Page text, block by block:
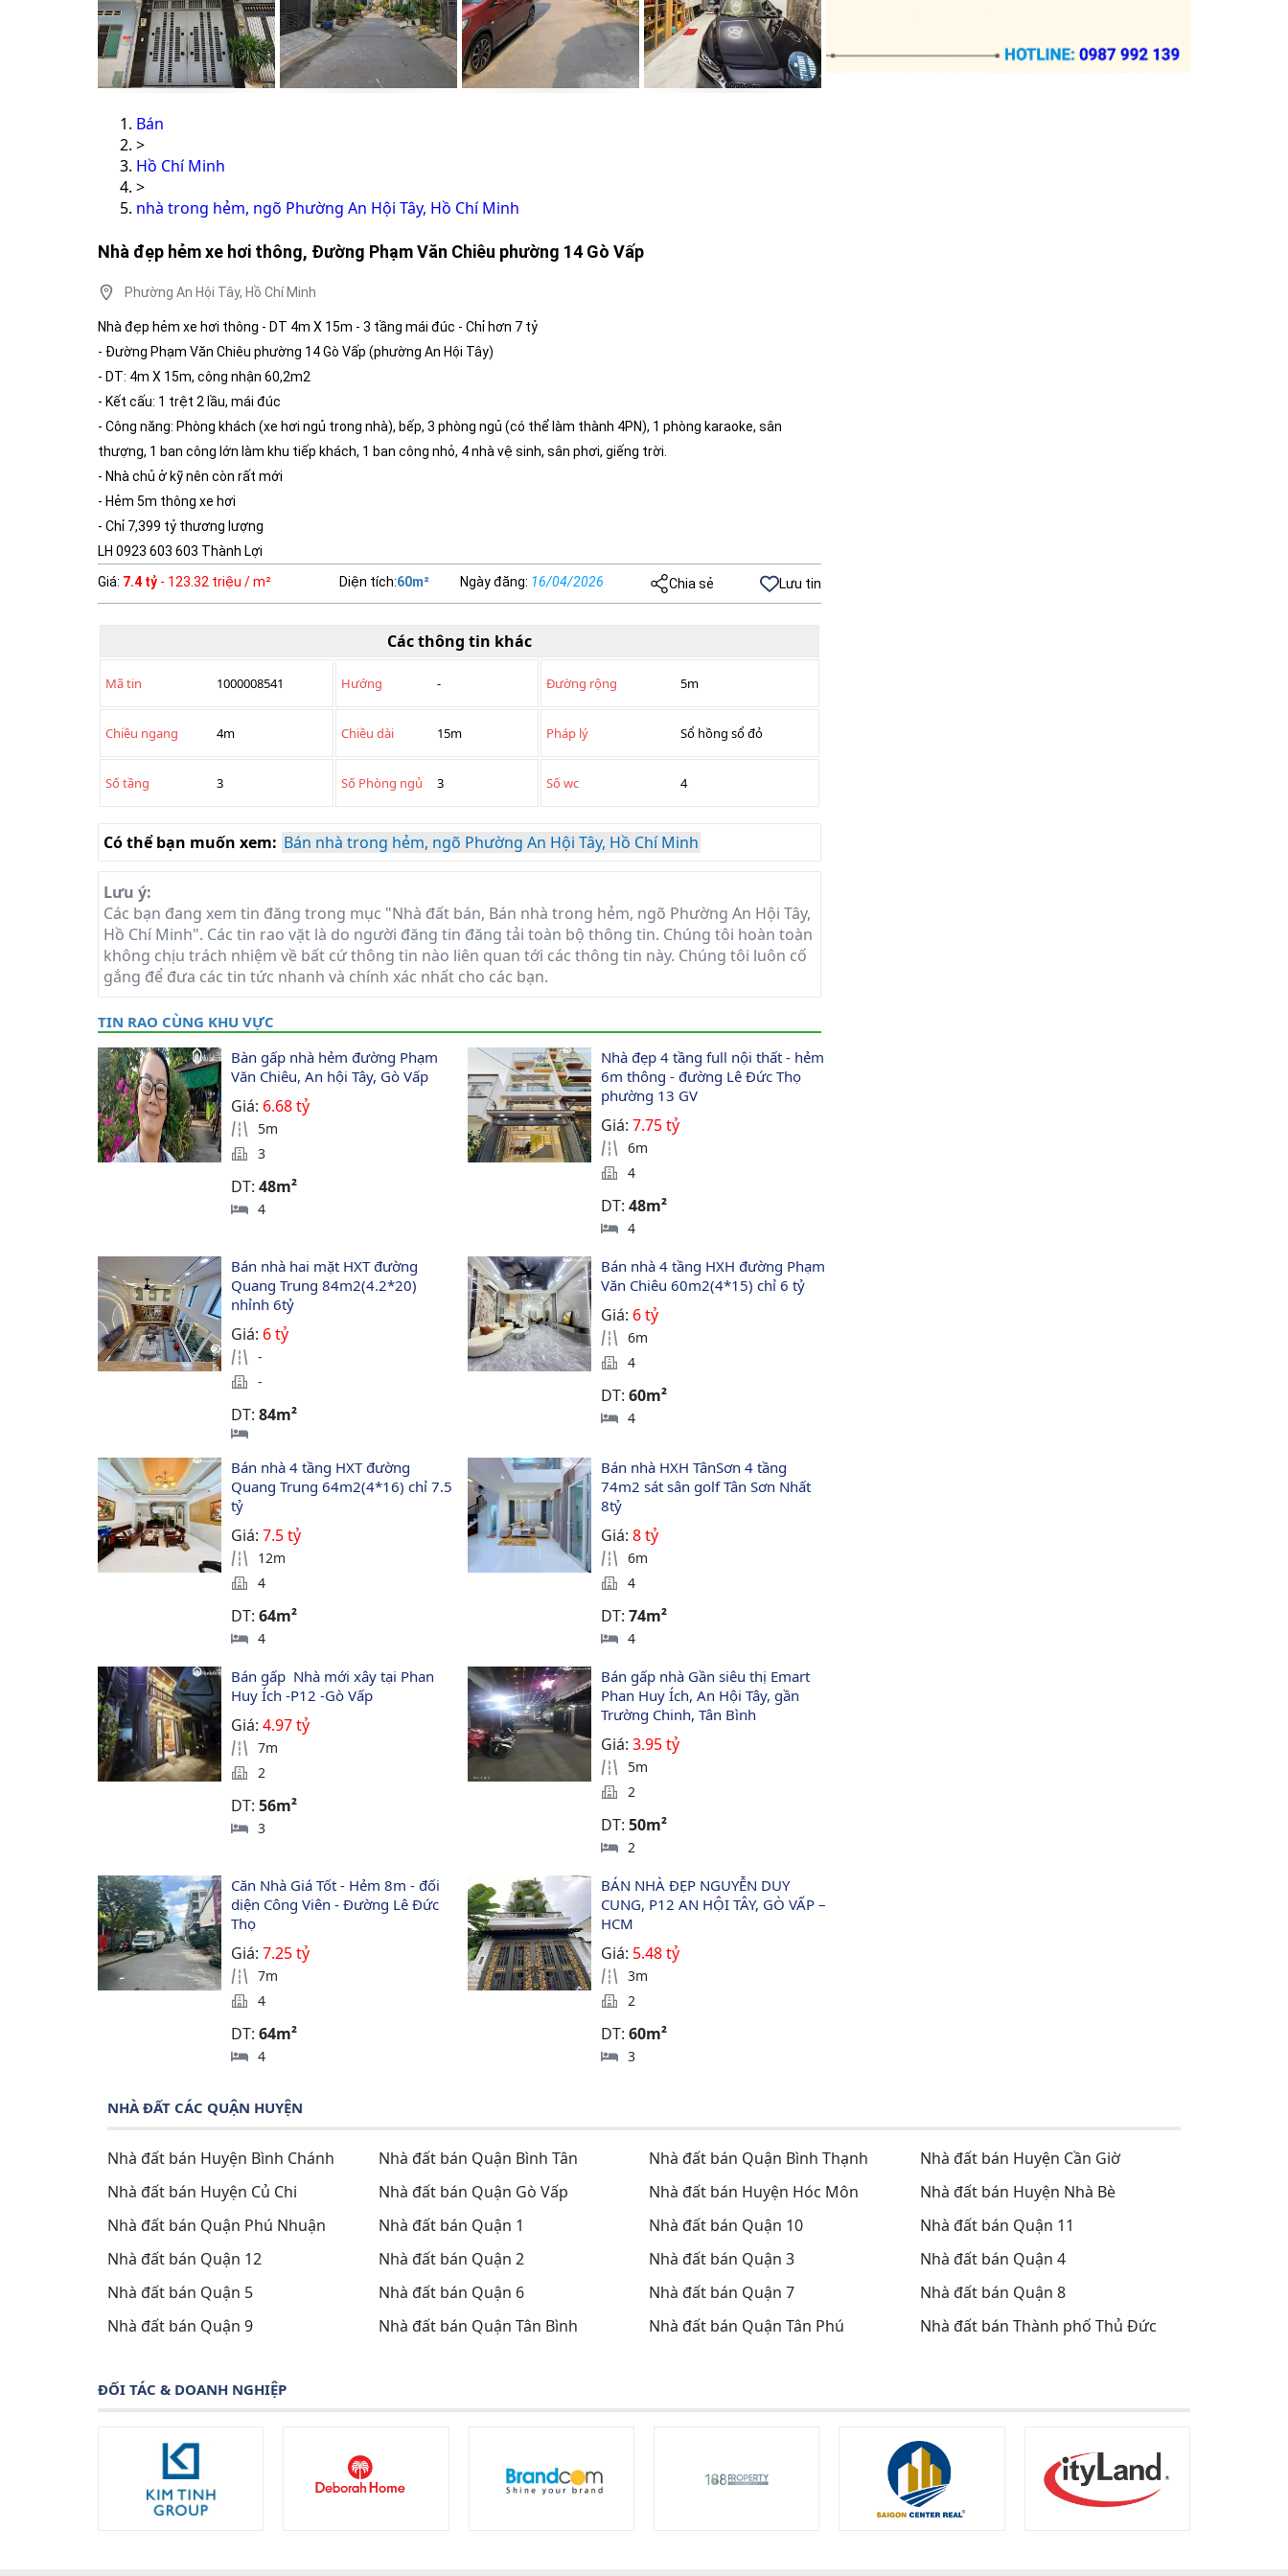
Bán
>
Hồ Chí Minh
>
nhà trong hẻm, ngõ Phường An Hội Tây, Hồ Chí Minh
Nhà đẹp hẻm xe hơi thông, Đường Phạm Văn Chiêu phường 14 Gò Vấp
Phường An Hội Tây, Hồ Chí Minh
Nhà đẹp hẻm xe hơi thông - DT 4m X 15m - 3 tầng mái đúc - Chỉ hơn 7 tỷ
- Đường Phạm Văn Chiêu phường 14 Gò Vấp (phường An Hội Tây)
- DT: 4m X 15m, công nhận 60,2m2
- Kết cấu: 1 trệt 2 lầu, mái đúc
- Công năng: Phòng khách (xe hơi ngủ trong nhà), bếp, 3 phòng ngủ (có thể làm thành 4PN), 1 phòng karaoke, sân
thượng, 1 ban công lớn làm khu tiếp khách, 1 ban công nhỏ, 4 nhà vệ sinh, sân phơi, giếng trời.
- Nhà chủ ở kỹ nên còn rất mới
- Hẻm 5m thông xe hơi
- Chỉ 7,399 tỷ thương lượng
LH 0923 603 603 Thành Lợi
Giá: 7.4 tỷ - 123.32 triệu / m² Diện tích:60m² Ngày đăng: 16/04/2026 Chia sẻ Lưu tin
Các thông tin khác
Mã tin 1000008541 Hướng - Đường rộng 5m
Chiều ngang 4m Chiều dài 15m Pháp lý Sổ hồng sổ đỏ
Số tầng 3 Số Phòng ngủ 3 Số wc 4
Có thể bạn muốn xem: Bán nhà trong hẻm, ngõ Phường An Hội Tây, Hồ Chí Minh
Lưu ý:
Các bạn đang xem tin đăng trong mục "Nhà đất bán, Bán nhà trong hẻm, ngõ Phường An Hội Tây,
Hồ Chí Minh". Các tin rao vặt là do người đăng tin đăng tải toàn bộ thông tin. Chúng tôi hoàn toàn
không chịu trách nhiệm về bất cứ thông tin nào liên quan tới các thông tin này. Chúng tôi luôn cố
gắng để đưa các tin tức nhanh và chính xác nhất cho các bạn.
TIN RAO CÙNG KHU VỰC
Bàn gấp nhà hẻm đường Phạm
Văn Chiêu, An hội Tây, Gò Vấp
Giá: 6.68 tỷ
5m
3
DT:48m²
4
Nhà đẹp 4 tầng full nội thất - hẻm
6m thông - đường Lê Đức Thọ
phường 13 GV
Giá: 7.75 tỷ
6m
4
DT: 48m²
4
Bán nhà hai mặt HXT đường
Quang Trung 84m2(4.2*20)
nhỉnh 6tỷ
Giá: 6 tỷ
-
-
DT:84m²
Bán nhà 4 tầng HXH đường Phạm
Văn Chiêu 60m2(4*15) chỉ 6 tỷ
Giá: 6 tỷ
6m
4
DT: 60m²
4
Bán nhà 4 tầng HXT đường
Quang Trung 64m2(4*16) chỉ 7.5
tỷ
Giá:7.5 tỷ
12m
4
DT:64m²
4
Bán nhà HXH TânSơn 4 tầng
74m2 sát sân golf Tân Sơn Nhất
8tỷ
Giá: 8 tỷ
6m
4
DT: 74m²
4
Bán gấp  Nhà mới xây tại Phan
Huy Ích -P12 -Gò Vấp
Giá:4.97 tỷ
7m
2
DT:56m²
3
Bán gấp nhà Gần siêu thị Emart
Phan Huy Ích, An Hội Tây, gần
Trường Chinh, Tân Bình
Giá: 3.95 tỷ
5m
2
DT: 50m²
2
Căn Nhà Giá Tốt - Hẻm 8m - đối
diện Công Viên - Đường Lê Đức
Thọ
Giá:7.25 tỷ
7m
4
DT:64m²
4
BÁN NHÀ ĐẸP NGUYỄN DUY
CUNG, P12 AN HỘI TÂY, GÒ VẤP –
HCM
Giá: 5.48 tỷ
3m
2
DT: 60m²
3
NHÀ ĐẤT CÁC QUẬN HUYỆN
Nhà đất bán Huyện Bình Chánh Nhà đất bán Quận Bình Tân Nhà đất bán Quận Bình Thạnh
Nhà đất bán Huyện Cần Giờ
Nhà đất bán Huyện Củ Chi
Nhà đất bán Quận Gò Vấp Nhà đất bán Huyện Hóc Môn
Nhà đất bán Huyện Nhà Bè
Nhà đất bán Quận Phú Nhuận
Nhà đất bán Quận 1 Nhà đất bán Quận 10
Nhà đất bán Quận 11
Nhà đất bán Quận 12
Nhà đất bán Quận 2 Nhà đất bán Quận 3
Nhà đất bán Quận 4
Nhà đất bán Quận 5
Nhà đất bán Quận 6 Nhà đất bán Quận 7
Nhà đất bán Quận 8
Nhà đất bán Quận 9
Nhà đất bán Quận Tân Bình Nhà đất bán Quận Tân Phú Nhà đất bán Thành phố Thủ Đức
ĐỐI TÁC & DOANH NGHIỆP